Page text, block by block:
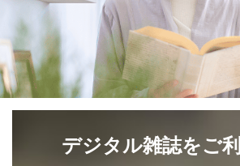
デジタル雑誌をご